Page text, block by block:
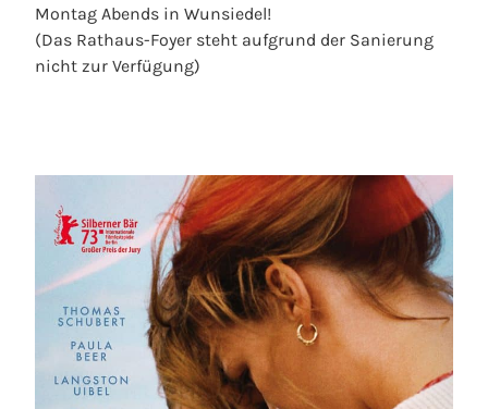
Montag Abends in Wunsiedel!
(Das Rathaus-Foyer steht aufgrund der Sanierung
nicht zur Verfügung)